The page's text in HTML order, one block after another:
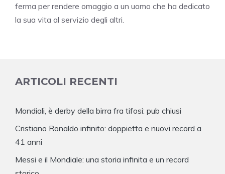
ferma per rendere omaggio a un uomo che ha dedicato
la sua vita al servizio degli altri.
ARTICOLI RECENTI
Mondiali, è derby della birra fra tifosi: pub chiusi
Cristiano Ronaldo infinito: doppietta e nuovi record a
41 anni
Messi e il Mondiale: una storia infinita e un record